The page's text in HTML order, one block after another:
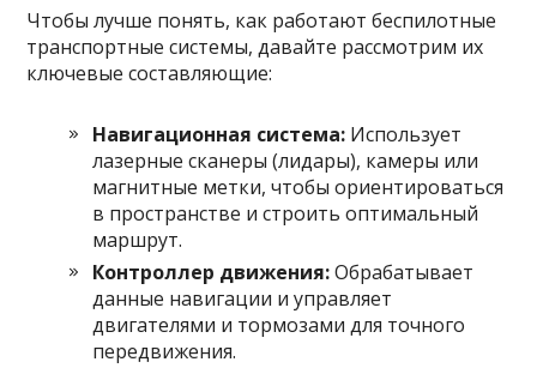
Чтобы лучше понять, как работают беспилотные
транспортные системы, давайте рассмотрим их
ключевые составляющие:
Навигационная система: Использует
лазерные сканеры (лидары), камеры или
магнитные метки, чтобы ориентироваться
в пространстве и строить оптимальный
маршрут.
Контроллер движения:Обрабатывает
данные навигации и управляет
двигателями и тормозами для точного
передвижения.